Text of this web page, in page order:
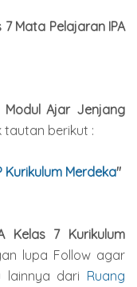
Mata Pelajaran IPA
Modul Ajar Jenjang
tautan berikut :
Kurikulum Merdeka"
Kelas 7 Kurikulum
lupa Follow agar
lainnya dari Ruang